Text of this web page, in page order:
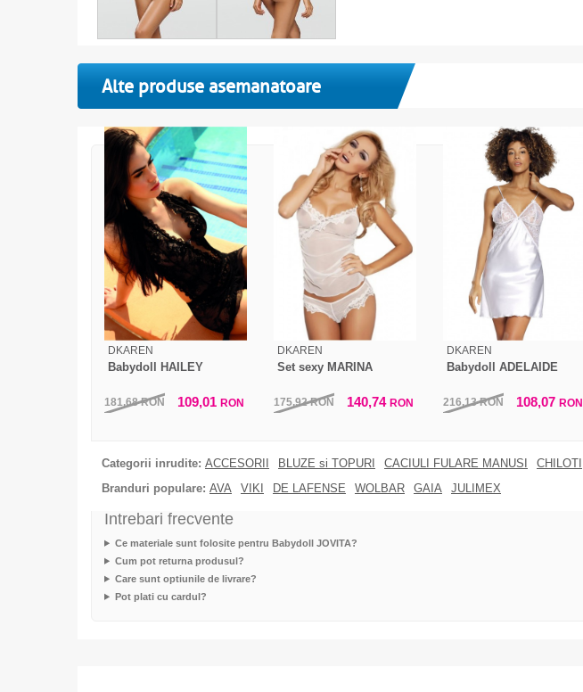
Alte produse asemanatoare
DKAREN
Babydoll HAILEY
181,68RON 109,01 RON
DKAREN
Set sexy MARINA
175,92RON 140,74 RON
DKAREN
Babydoll ADELAIDE
216,13RON 108,07 RON
Categorii inrudite: ACCESORII BLUZE si TOPURI CACIULI FULARE MANUSI CHILOTI
Branduri populare: AVA VIKI DE LAFENSE WOLBAR GAIA JULIMEX
Intrebari frecvente
Ce materiale sunt folosite pentru Babydoll JOVITA?
Cum pot returna produsul?
Care sunt optiunile de livrare?
Pot plati cu cardul?